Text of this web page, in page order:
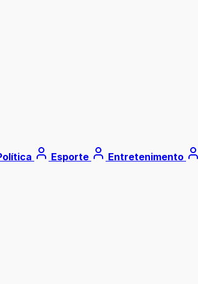
Esporte Entretenimento